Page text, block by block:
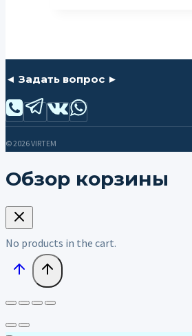
◄ Задать вопрос ►
© 2026 VIRTEM
Обзор корзины
No products in the cart.